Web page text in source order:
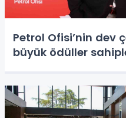
Petrol Ofisi’nin dev
büyük ödüller